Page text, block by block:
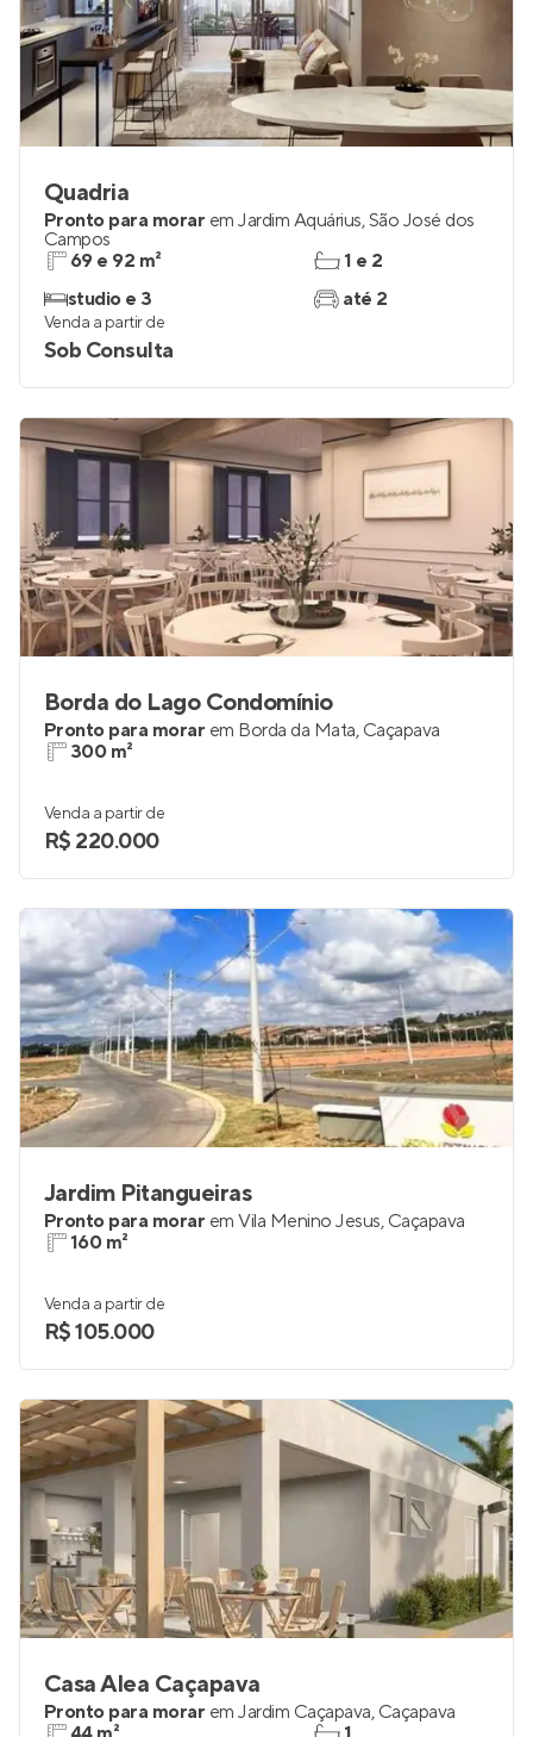
Quadria
Pronto para morar em Jardim Aquárius,São José dos
Campos
69 e 92 m²
studio e 3
1 e 2
até 2
Venda a partir de
Sob Consulta
Borda do Lago Condomínio
Pronto para morar em Borda da Mata, Caçapava
300 m²
Venda a partir de
R$ 220.000
Jardim Pitangueiras
Pronto para morar em Vila Menino Jesus, Caçapava
160 m²
Venda a partir de
R$ 105.000
Casa Alea Caçapava
Pronto para morar em Jardim Caçapava, Caçapava